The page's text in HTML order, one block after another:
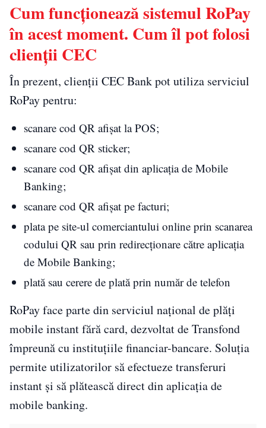
Cum funcționează sistemul RoPay
în acest moment. Cum îl pot folosi
clienții CEC
În prezent, clienții CEC Bank pot utiliza serviciul
RoPay pentru:
scanare cod QR afișat la POS;
scanare cod QR sticker;
scanare cod QR afișat din aplicația de Mobile
Banking;
scanare cod QR afișat pe facturi;
plata pe site-ul comerciantului online prin scanarea
codului QR sau prin redirecționare către aplicația
de Mobile Banking;
plată sau cerere de plată prin număr de telefon
RoPay face parte din serviciul național de plăți
mobile instant fără card, dezvoltat de Transfond
împreună cu instituțiile financiar-bancare. Soluția
permite utilizatorilor să efectueze transferuri
instant și să plătească direct din aplicația de
mobile banking.